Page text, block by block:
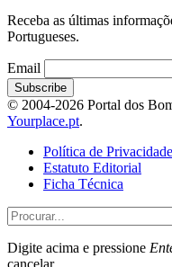
Receba as últimas
Portugueses.
Email
© 2004-2026 Portal dos
Yourplace.pt.
Política de Privacidade
Estatuto Editorial
Ficha Técnica
Digite acima e pressione